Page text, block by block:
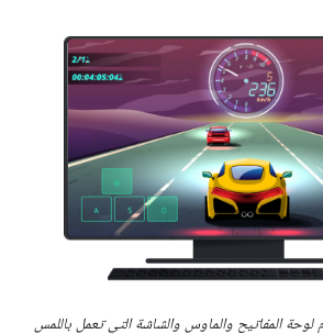
لوحة المفاتيح والماوس والشاشة التي تعمل باللمس